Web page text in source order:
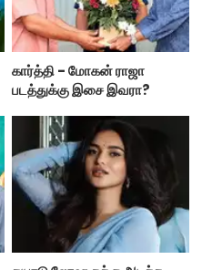
கார்த்தி - மோகன் ராஜா
படத்துக்கு இசை இவரா?